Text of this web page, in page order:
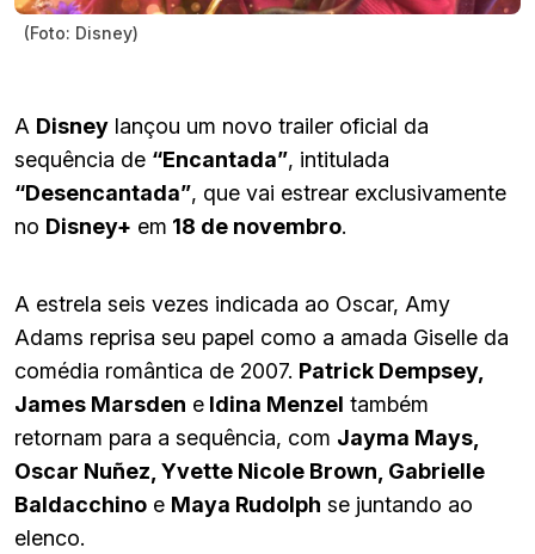
(Foto: Disney)
A Disney lançou um novo trailer oficial da
sequência de “Encantada”, intitulada
“Desencantada”, que vai estrear exclusivamente
no Disney+ em 18 de novembro.
A estrela seis vezes indicada ao Oscar, Amy
Adams reprisa seu papel como a amada Giselle da
comédia romântica de 2007. Patrick Dempsey,
James Marsden e Idina Menzel também
retornam para a sequência, com Jayma Mays,
Oscar Nuñez, Yvette Nicole Brown, Gabrielle
Baldacchino e Maya Rudolph se juntando ao
elenco.